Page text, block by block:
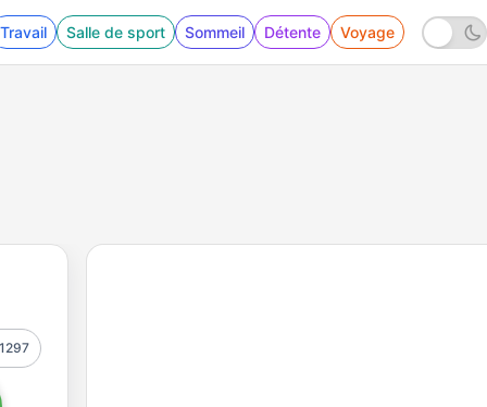
Travail Salle de sport Sommeil Détente Voyage
1297